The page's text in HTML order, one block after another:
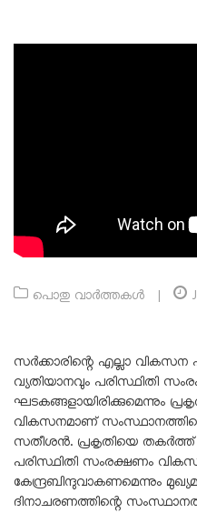
പൊതു വാർത്തകൾ
സർക്കാരിന്റെ എല്ലാ വികസന
വ്യതിയാനവും പരിസ്ഥിതി
ഘടകങ്ങളായിരിക്കുമെന്നും
വികസനമാണ്
സതീശൻ. പ്രകൃതിയെ തകർത്ത്
പരിസ്ഥിതി സംരക്ഷണം
കേന്ദ്രബിന്ദുവാകണമെന്നും
ദിനാചരണത്തിന്റെ